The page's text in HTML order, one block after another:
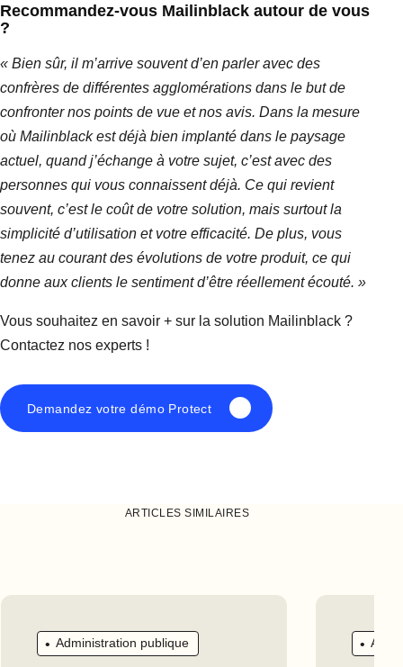
Recommandez-vous Mailinblack autour de vous
?
« Bien sûr, il m’arrive souvent d’en parler avec des
confrères de différentes agglomérations dans le but de
confronter nos points de vue et nos avis. Dans la mesure
où Mailinblackest déjà bien implanté dans le paysage
actuel, quand j’échange à votre sujet, c’est avec des
personnes qui vous connaissent déjà. Ce qui revient
souvent, c’est le coût de votre solution, mais surtout la
simplicité d’utilisation et votre efficacité. De plus, vous
tenez au courant des évolutions de votre produit, ce qui
donne aux clients le sentiment d’être réellement écouté. »
Vous souhaitez en savoir + sur la solution Mailinblack ?
Contactez nos experts !
Demandez votre démo Protect
ARTICLES SIMILAIRES
Administration publique